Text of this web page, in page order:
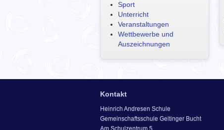
Sport
Unterricht
Veranstaltungen
Wettbewerbe und
Auszeichnungen
Kontakt
Heinrich Andresen Schule
Gemeinschaftsschule Geltinger Bucht
Am Schulzentrum 5